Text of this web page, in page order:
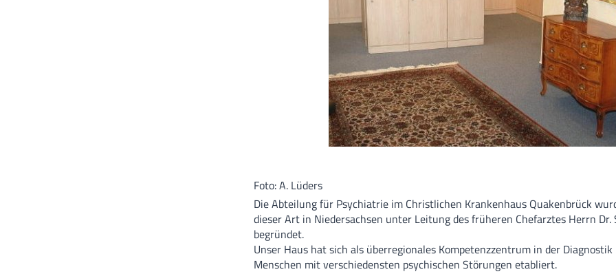
Foto: A. Lüders
Die Abteilung für Psychiatrie im Christlichen Krankenhaus Quakenbrück
dieser Art in Niedersachsen unter Leitung des früheren Chefarztes Herrn Dr.
begründet.
Unser Haus hat sich als überregionales Kompetenzzentrum in der Diagnostik
Menschen mit verschiedensten psychischen Störungen etabliert.
Karriere
Bildungszentrum
Suche
Sitemap
Gynäkologie
Kardiologie /
Klinische
Konservative
Neurologie
Pneumologie/